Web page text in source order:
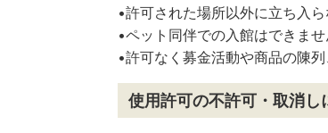
•許可された場所以外に立ち入ら
•ペット同伴での入館はできま
•許可なく募金活動や商品の陳
使用許可の不許可・取消し